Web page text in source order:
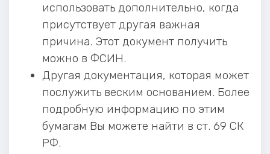
использовать дополнительно, когда
присутствует другая важная
причина. Этот документ получить
можно в ФСИН.
Другая документация, которая может
послужить веским основанием. Более
подробную информацию по этим
бумагам Вы можете найти в ст. 69 СК
РФ.